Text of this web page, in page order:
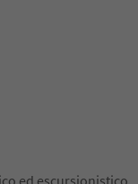
ed escursionistico